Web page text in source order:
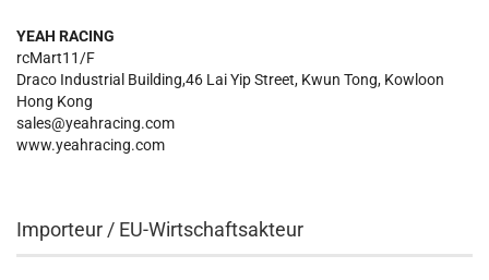
YEAH RACING
rcMart11/F
Draco Industrial Building,46 Lai Yip Street, Kwun Tong, Kowloon
Hong Kong
sales@yeahracing.com
www.yeahracing.com
Importeur / EU-Wirtschaftsakteur